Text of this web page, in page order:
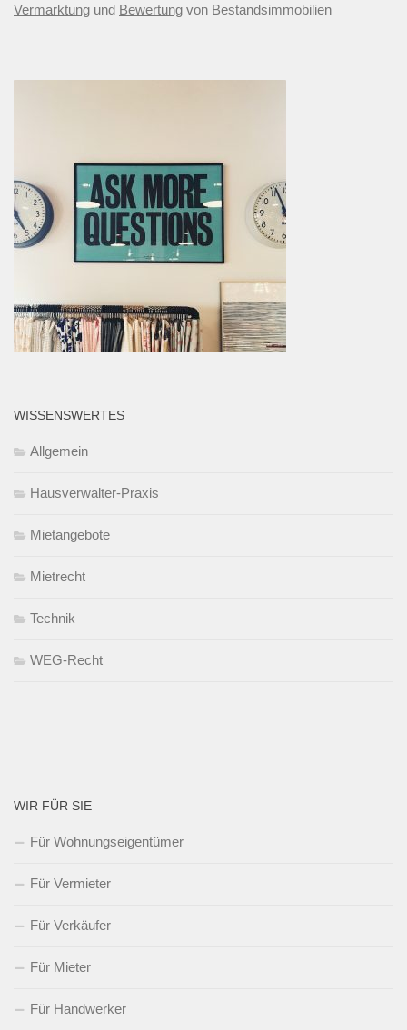
Vermarktung und Bewertung von Bestandsimmobilien
WISSENSWERTES
Allgemein
Hausverwalter-Praxis
Mietangebote
Mietrecht
Technik
WEG-Recht
WIR FÜR SIE
Für Wohnungseigentümer
Für Vermieter
Für Verkäufer
Für Mieter
Für Handwerker